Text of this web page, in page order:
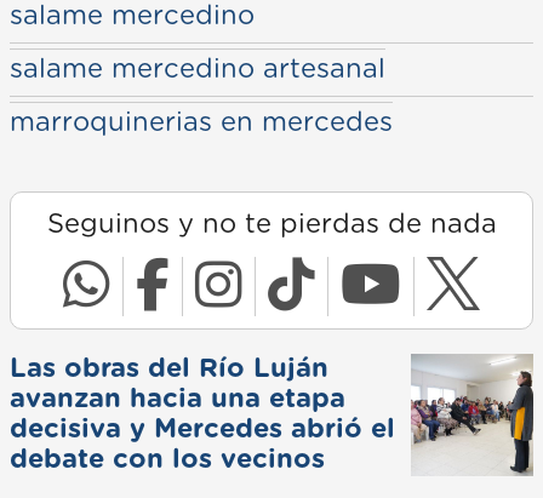
salame mercedino
salame mercedino artesanal
marroquinerias en mercedes
Seguinos y no te pierdas de nada
Las obras del Río Luján
avanzan hacia una etapa
decisiva y Mercedes abrió el
debate con los vecinos